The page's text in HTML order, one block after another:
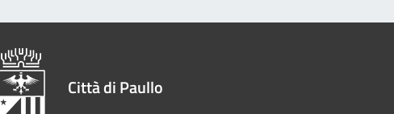
Città di Paullo